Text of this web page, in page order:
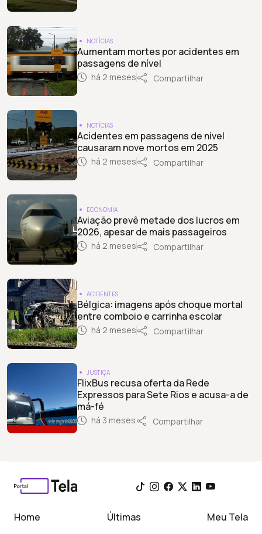
NOTÍCIAS
Aumentam mortes por acidentes em
passagens de nível
há 2 meses Compartilhar
NOTÍCIAS
Acidentes em passagens de nível
causaram nove mortos em 2025
há 2 meses Compartilhar
ECONOMIA
Aviação prevê metade dos lucros em
2026, apesar de mais passageiros
há 2 meses Compartilhar
ACIDENTES
Bélgica: imagens após choque mortal
entre comboio e carrinha escolar
há 2 meses Compartilhar
JUSTIÇA
FlixBus recusa oferta da Rede
Expressos para Sete Rios e acusa-a de
má-fé
há 3 meses Compartilhar
Home Últimas Meu Tela